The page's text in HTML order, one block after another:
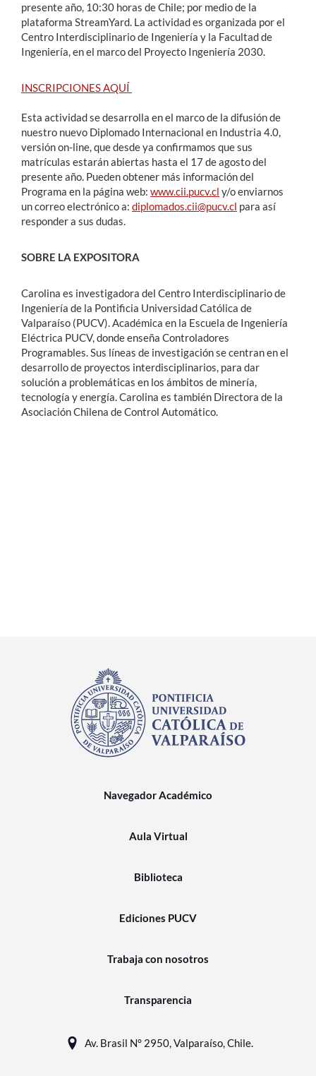
presente año, 10:30 horas de Chile; por medio de la
plataforma StreamYard. La actividad es organizada por el
Centro Interdisciplinario de Ingeniería y la Facultad de
Ingeniería, en el marco del Proyecto Ingeniería 2030.
INSCRIPCIONES AQUÍ
Esta actividad se desarrolla en el marco de la difusión de
nuestro nuevo Diplomado Internacional en Industria 4.0,
versión on-line, que desde ya confirmamos que sus
matrículas estarán abiertas hasta el 17 de agosto del
presente año. Pueden obtener más información del
Programa en la página web: www.cii.pucv.cl y/o enviarnos
un correo electrónico a: diplomados.cii@pucv.cl para así
responder a sus dudas.
SOBRE LA EXPOSITORA
Carolina es investigadora del Centro Interdisciplinario de
Ingeniería de la Pontificia Universidad Católica de
Valparaíso (PUCV). Académica en la Escuela de Ingeniería
Eléctrica PUCV, donde enseña Controladores
Programables. Sus líneas de investigación se centran en el
desarrollo de proyectos interdisciplinarios, para dar
solución a problemáticas en los ámbitos de minería,
tecnología y energía. Carolina es también Directora de la
Asociación Chilena de Control Automático.
Navegador Académico
Aula Virtual
Biblioteca
Ediciones PUCV
Trabaja con nosotros
Transparencia
Av. Brasil N° 2950, Valparaíso, Chile.